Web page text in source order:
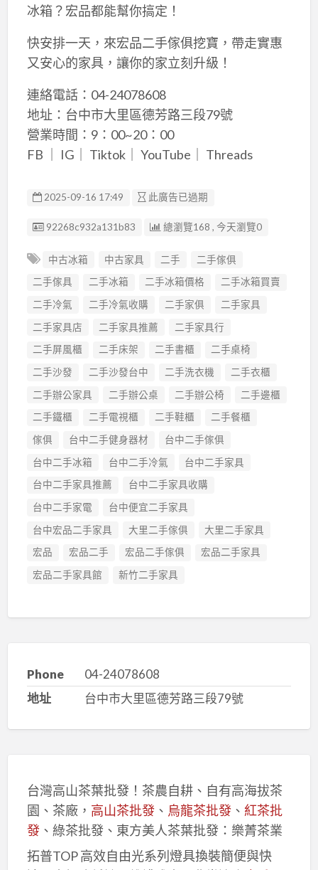
冰箱？宏品都能幫你搞定！
快安排一天，來宏品二手傢俱挖寶，帶走實惠
又安心的家具，讓你的家立刻升級！
連絡電話：04-24078608
地址：台中市大里區德芳路三段79號
營業時間：9：00~20：00
FB ｜ IG｜ Tiktok｜ YouTube｜ Threads
2025-09-16 17:49 此廣告已過期
廣告编號
92268c932a131b83 總瀏覽168 , 今天瀏覽0
中古冰箱 中古家具 二手
二手傢俱
二手傢具
二手冰箱 二手冰箱價格
二手冰箱買賣
二手冷氣
二手冷氣收購 二手家俱
二手家具
二手家具店
二手家具推薦
二手家具行
二手屏風櫃
二手床架 二手書櫃
二手桌椅
二手沙發
二手沙發台中 二手洗衣機
二手衣櫃
二手辦公家具
二手辦公桌 二手辦公椅
二手邊櫃
二手鐵櫃
二手電視櫃 二手鞋櫃
二手餐櫃
傢俱
台中二手健身器材
台中二手傢俱
台中二手冰箱
台中二手冷氣
台中二手家具
台中二手家具推薦
台中二手家具收購
台中二手家電
台中便宜二手家具
台中宏品二手家具
大里二手傢俱
大里二手家具
宏品
宏品二手 宏品二手傢俱
宏品二手家具
宏品二手家具館
新竹二手家具
Phone
04-24078608
地址
台中市大里區德芳路三段79號
台灣高山茶葉批發！茶農自耕、自有高海拔茶
園、茶廠， 高山茶批發、 烏龍茶批發、 紅茶批
發、綠茶批發、東方美人茶葉批發：樂菁茶業
拓普TOP 高效自由光系列燈具換裝簡便與快